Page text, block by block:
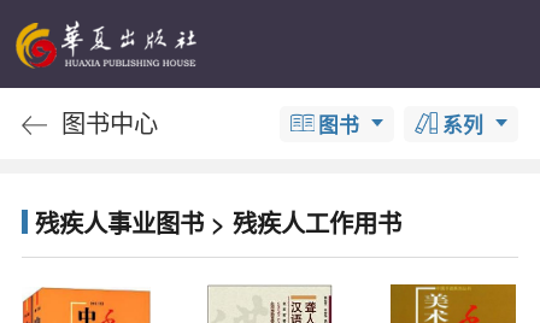
图书中心 图书 系列
残疾人事业图书 > 残疾人工作用书